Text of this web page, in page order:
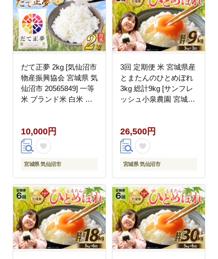
だて正夢 2kg [気仙沼市
物産振興協会 宮城県 気
仙沼市 20565849] 一等
米 ブランド米 白米 精
10,000円
宮城県 気仙沼市
3回 定期便 米 宮城県産
とまたんのひとめぼれ
3kg 総計9kg [サンフレ
ッシュ小泉農園 宮城県
米 精米 ご飯 ごはん コ
メ こめ お米 小分け 家
庭用
26,500円
宮城県 気仙沼市